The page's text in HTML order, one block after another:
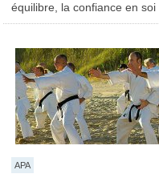
équilibre, la confiance en soi
APA